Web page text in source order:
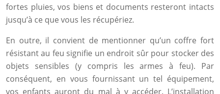
fortes pluies, vos biens et documents resteront intacts
jusqu’à ce que vous les récupériez.
En outre, il convient de mentionner qu’un coffre fort
résistant au feu signifie un endroit sûr pour stocker des
objets sensibles (y compris les armes à feu). Par
conséquent, en vous fournissant un tel équipement,
vos enfants auront du mal à y accéder. L’installation